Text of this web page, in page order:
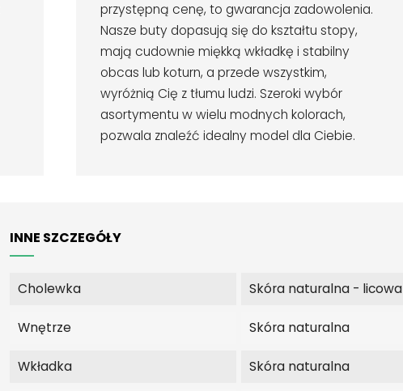
przystępną cenę, to gwarancja zadowolenia.
Nasze buty dopasują się do kształtu stopy,
mają cudownie miękką wkładkę i stabilny
obcas lub koturn, a przede wszystkim,
wyróżnią Cię z tłumu ludzi. Szeroki wybór
asortymentu w wielu modnych kolorach,
pozwala znaleźć idealny model dla Ciebie.
INNE SZCZEGÓŁY
Cholewka Skóra naturalna - licowa
Wnętrze Skóra naturalna
Wkładka Skóra naturalna